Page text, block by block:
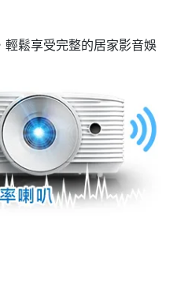
輕鬆享受完整的居家影音娛